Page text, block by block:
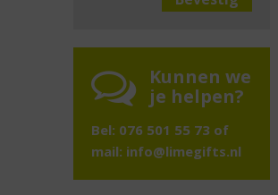
Kunnen we
je helpen?
Bel: 076 501 55 73 of
mail: info@limegifts.nl